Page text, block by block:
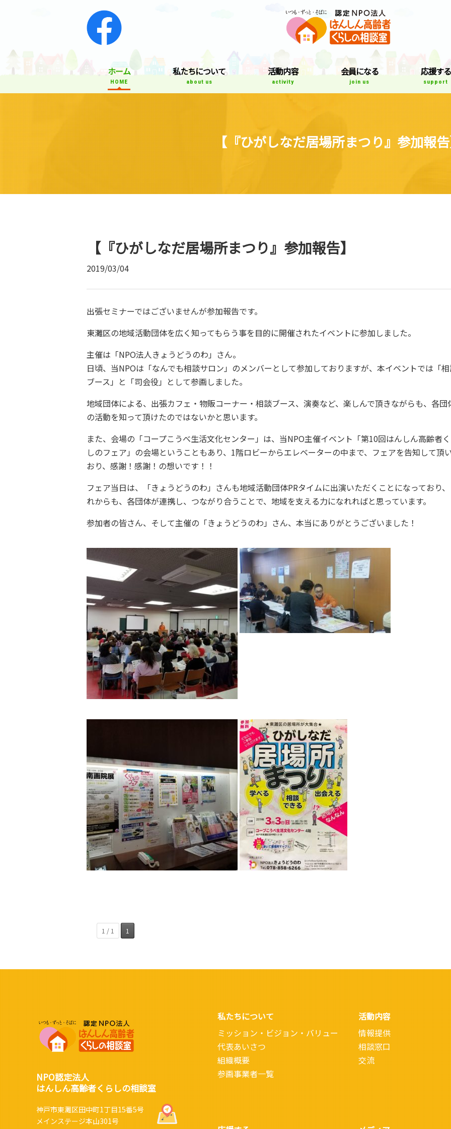
ホーム
HOME
私たちについて
about us
活動内容
activity
会員になる
join us
応援する
support
【『ひがしなだ居場所まつり』参加報
【『ひがしなだ居場所まつり』参加報告】
2019/03/04
出張セミナーではございませんが参加報告です。
東灘区の地域活動団体を広く知ってもらう事を目的に開催されたイベントに参加しました。
主催は「NPO法人きょうどうのわ」さん。
日頃、当NPOは「なんでも相談サロン」のメンバーとして参加しておりますが、本イベントでは「
ブース」と「司会役」として参画しました。
地域団体による、出張カフェ・物販コーナー・相談ブース、演奏など、楽しんで頂きながらも、各団
の活動を知って頂けたのではないかと思います。
また、会場の「コープこうべ生活文化センター」は、当NPO主催イベント「第10回はんしん高齢者
しのフェア」の会場ということもあり、1階ロビーからエレベーターの中まで、フェアを告知して頂
おり、感謝！感謝！の想いです！！
フェア当日は、「きょうどうのわ」さんも地域活動団体PRタイムに出演いただくことになっており
れからも、各団体が連携し、つながり合うことで、地域を支える力になれればと思っています。
参加者の皆さん、そして主催の「きょうどうのわ」さん、本当にありがとうございました！
1 / 1 1
NPO認定法人
はんしん高齢者くらしの相談室
神戸市東灘区田中町1丁目15番5号
メインステージ本山301号
私たちについて
ミッション・ビジョン・バリュー
代表あいさつ
組織概要
参画事業者一覧
活動内容
情報提供
相談窓口
交流